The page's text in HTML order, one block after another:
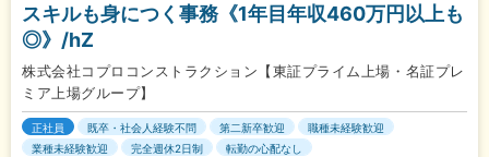
スキルも身につく事務《1年目年収460万円以上も
◎》/hZ
株式会社コプロコンストラクション【東証プライム上場・名証プレ
ミア上場グループ】
正社員 既卒・社会人経験不問 第二新卒歓迎
職種未経験歓迎
業種未経験歓迎
完全週休2日制 転勤の心配なし